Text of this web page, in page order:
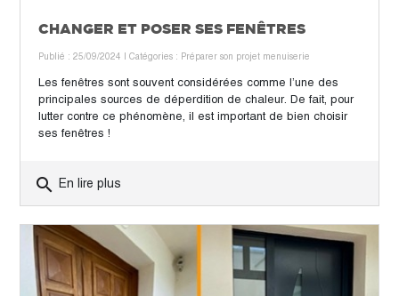
CHANGER ET POSER SES FENÊTRES
Publié : 25/09/2024 | Catégories : Préparer son projet menuiserie
Les fenêtres sont souvent considérées comme l’une des
principales sources de déperdition de chaleur. De fait, pour
lutter contre ce phénomène, il est important de bien choisir
ses fenêtres !
search En lire plus